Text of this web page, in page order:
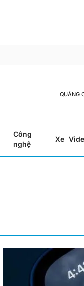
QUẢNG
Công
nghệ
Xe